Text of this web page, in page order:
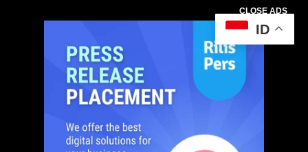
CLOSE ADS
ID